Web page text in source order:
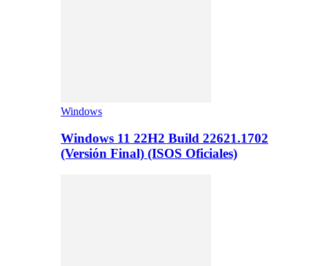
Windows
Windows 11 22H2 Build 22621.1702
(Versión Final) (ISOS Oficiales)